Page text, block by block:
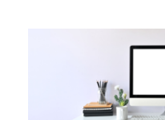
정부지원사업